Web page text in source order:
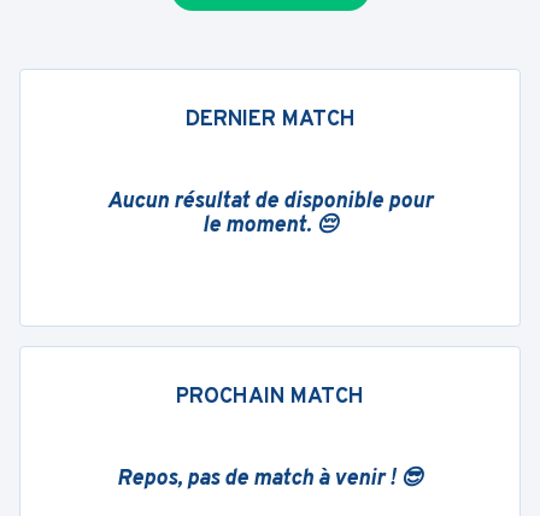
DERNIER MATCH
Aucun résultat de disponible pour
le moment. 😔
PROCHAIN MATCH
Repos, pas de match à venir ! 😎